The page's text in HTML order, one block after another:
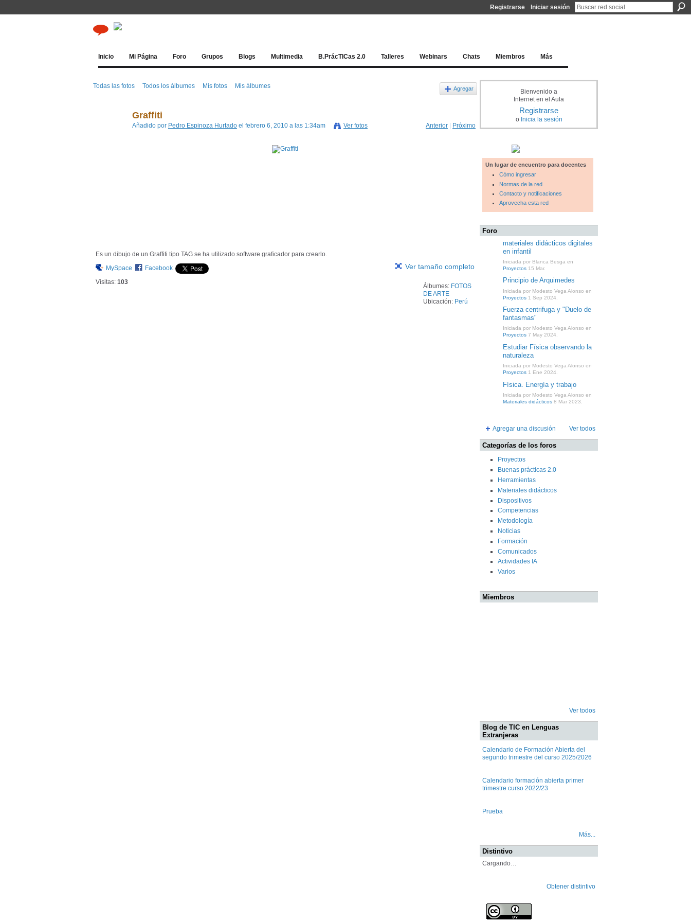
Registrarse Iniciar sesión
Inicio Mi Página Foro Grupos Blogs Multimedia B.PrácTICas 2.0 Talleres Webinars Chats Miembros Más
Todas las fotos Todos los álbumes Mis fotos Mis álbumes Agregar
Graffiti
Añadido por Pedro Espinoza Hurtado el febrero 6, 2010 a las 1:34am Ver fotos Anterior Próximo
Es un dibujo de un Graffiti tipo TAG se ha utilizado software graficador para crearlo.
MySpace
Facebook
Visitas: 103
Ver tamaño completo
Álbumes: FOTOS
DE ARTE
Ubicación: Perú
Bienvenido a
Internet en el Aula
Registrarse
o Inicia la sesión
Un lugar de encuentro para docentes
Cómo ingresar
Normas de la red
Contacto y notificaciones
Aprovecha esta red
Foro
materiales didácticos digitales
en infantil
Iniciada por Blanca Besga en
Proyectos 15 Mar.
Principio de Arquimedes
Iniciada por Modesto Vega Alonso en
Proyectos 1 Sep 2024.
Fuerza centrifuga y "Duelo de
fantasmas"
Iniciada por Modesto Vega Alonso en
Proyectos 7 May 2024.
Estudiar Física observando la
naturaleza
Iniciada por Modesto Vega Alonso en
Proyectos 1 Ene 2024.
Física. Energía y trabajo
Iniciada por Modesto Vega Alonso en
Materiales didácticos 8 Mar 2023.
Agregar una discusión Ver todos
Categorías de los foros
Proyectos
Buenas prácticas 2.0
Herramientas
Materiales didácticos
Dispositivos
Competencias
Metodología
Noticias
Formación
Comunicados
Actividades IA
Varios
Miembros
Ver todos
Blog de TIC en Lenguas
Extranjeras
Calendario de Formación Abierta del
segundo trimestre del curso 2025/2026
Calendario formación abierta primer
trimestre curso 2022/23
Prueba
Más...
Distintivo
Cargando…
Obtener distintivo